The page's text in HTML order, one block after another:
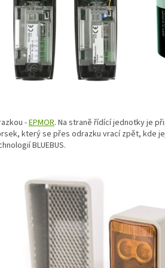
-EPMOR. Na straně řídící jednotky je
který se přes odrazku vrací zpět, kde
BLUEBUS.